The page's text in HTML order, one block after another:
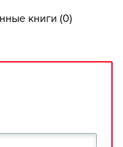
книги (0)